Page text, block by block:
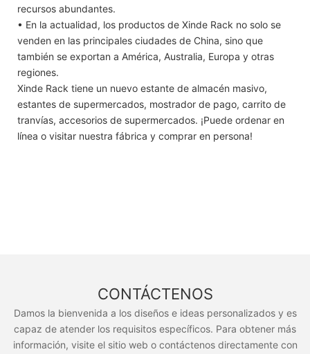
recursos abundantes.
• En la actualidad, los productos de Xinde Rack no solo se
venden en las principales ciudades de China, sino que
también se exportan a América, Australia, Europa y otras
regiones.
Xinde Rack tiene un nuevo estante de almacén masivo,
estantes de supermercados, mostrador de pago, carrito de
tranvías, accesorios de supermercados. ¡Puede ordenar en
línea o visitar nuestra fábrica y comprar en persona!
CONTÁCTENOS
Damos la bienvenida a los diseños e ideas personalizados y es
capaz de atender los requisitos específicos. Para obtener más
información, visite el sitio web o contáctenos directamente con